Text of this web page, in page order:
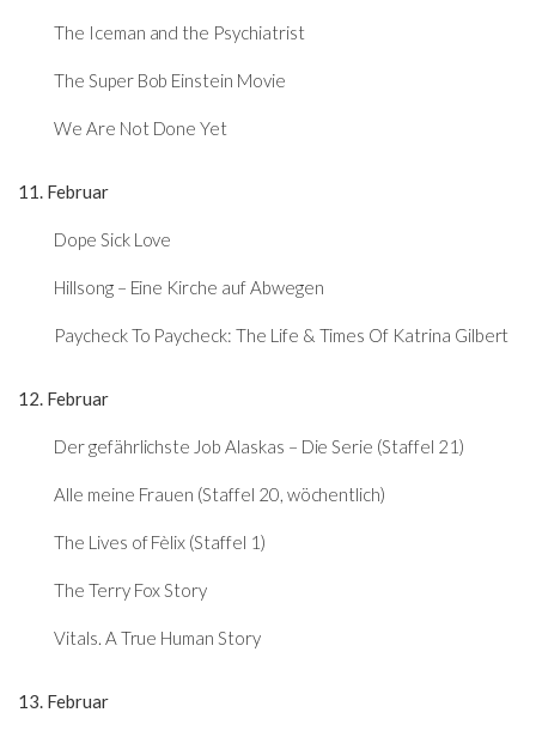
The Iceman and the Psychiatrist
The Super Bob Einstein Movie
We Are Not Done Yet
11. Februar
Dope Sick Love
Hillsong – Eine Kirche auf Abwegen
Paycheck To Paycheck: The Life & Times Of Katrina Gilbert
12. Februar
Der gefährlichste Job Alaskas – Die Serie (Staffel 21)
Alle meine Frauen (Staffel 20, wöchentlich)
The Lives of Fèlix (Staffel 1)
The Terry Fox Story
Vitals. A True Human Story
13. Februar